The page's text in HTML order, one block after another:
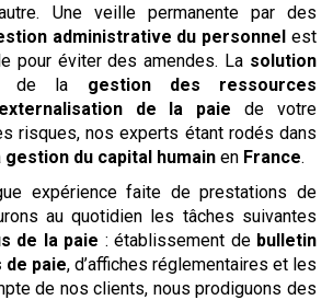
Une veille permanente par des
administrative du personnel est
pour éviter des amendes. La solution
de la gestion des ressources
de la paie de votre
risques, nos experts étant rodés dans
gestion du capital humain en France.
expérience faite de prestations de
au quotidien les tâches suivantes
de la paie : établissement de bulletin
de paie, d’affiches réglementaires et les
de nos clients, nous prodiguons des